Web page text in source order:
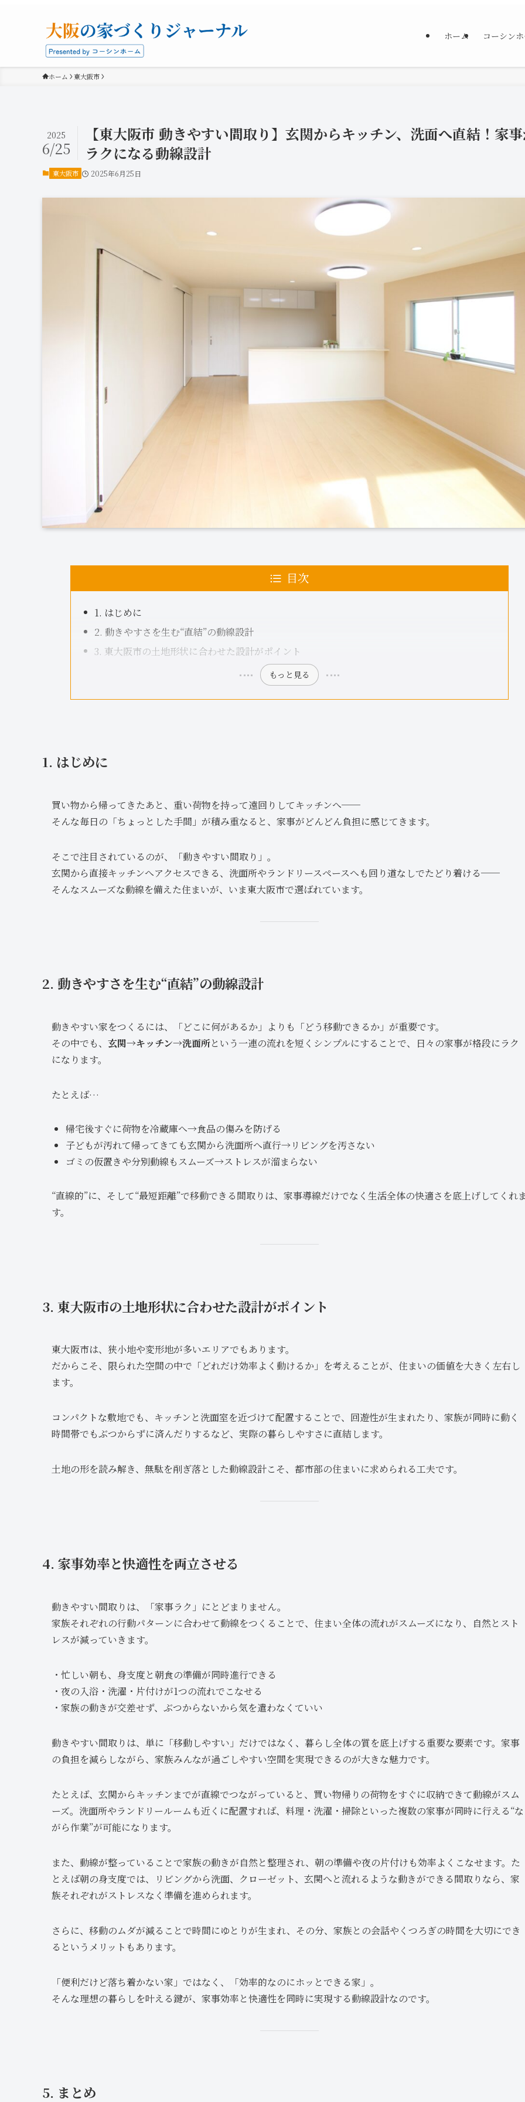
ホーム コーシン
ホーム 東大阪市
【東大阪市 動きやすい間取り】玄関からキッチン、洗面へ直結！家
ラクになる動線設計
2025
6/25
東大阪市 2025年6月25日
目次
1. はじめに
2. 動きやすさを生む“直結”の動線設計
3. 東大阪市の土地形状に合わせた設計がポイント
もっと見る
1. はじめに
買い物から帰ってきたあと、重い荷物を持って遠回りしてキッチンへ──
そんな毎日の「ちょっとした手間」が積み重なると、家事がどんどん負担に感じてきます。
そこで注目されているのが、「動きやすい間取り」。
玄関から直接キッチンへアクセスできる、洗面所やランドリースペースへも回り道なしでたどり着ける──
そんなスムーズな動線を備えた住まいが、いま東大阪市で選ばれています。
2. 動きやすさを生む“直結”の動線設計
動きやすい家をつくるには、「どこに何があるか」よりも「どう移動できるか」が重要です。
その中でも、 玄関→キッチン→洗面所という一連の流れを短くシンプルにすることで、日々の家事が格段にラク
になります。
たとえば…
帰宅後すぐに荷物を冷蔵庫へ→食品の傷みを防げる
子どもが汚れて帰ってきても玄関から洗面所へ直行→リビングを汚さない
ゴミの仮置きや分別動線もスムーズ→ストレスが溜まらない
“直線的”に、そして“最短距離”で移動できる間取りは、家事導線だけでなく生活全体の快適さを底上げしてくれ
す。
3. 東大阪市の土地形状に合わせた設計がポイント
東大阪市は、狭小地や変形地が多いエリアでもあります。
だからこそ、限られた空間の中で「どれだけ効率よく動けるか」を考えることが、住まいの価値を大きく左右し
ます。
コンパクトな敷地でも、キッチンと洗面室を近づけて配置することで、回遊性が生まれたり、家族が同時に動く
時間帯でもぶつからずに済んだりするなど、実際の暮らしやすさに直結します。
土地の形を読み解き、無駄を削ぎ落とした動線設計こそ、都市部の住まいに求められる工夫です。
4. 家事効率と快適性を両立させる
動きやすい間取りは、「家事ラク」にとどまりません。
家族それぞれの行動パターンに合わせて動線をつくることで、住まい全体の流れがスムーズになり、自然とスト
レスが減っていきます。
・忙しい朝も、身支度と朝食の準備が同時進行できる
・夜の入浴・洗濯・片付けが1つの流れでこなせる
・家族の動きが交差せず、ぶつからないから気を遣わなくていい
動きやすい間取りは、単に「移動しやすい」だけではなく、暮らし全体の質を底上げする重要な要素です。家事
の負担を減らしながら、家族みんなが過ごしやすい空間を実現できるのが大きな魅力です。
たとえば、玄関からキッチンまでが直線でつながっていると、買い物帰りの荷物をすぐに収納できて動線がスム
ーズ。洗面所やランドリールームも近くに配置すれば、料理・洗濯・掃除といった複数の家事が同時に行える“な
がら作業”が可能になります。
また、動線が整っていることで家族の動きが自然と整理され、朝の準備や夜の片付けも効率よくこなせます。た
とえば朝の身支度では、リビングから洗面、クローゼット、玄関へと流れるような動きができる間取りなら、家
族それぞれがストレスなく準備を進められます。
さらに、移動のムダが減ることで時間にゆとりが生まれ、その分、家族との会話やくつろぎの時間を大切にでき
るというメリットもあります。
「便利だけど落ち着かない家」ではなく、「効率的なのにホッとできる家」。
そんな理想の暮らしを叶える鍵が、家事効率と快適性を同時に実現する動線設計なのです。
5. まとめ